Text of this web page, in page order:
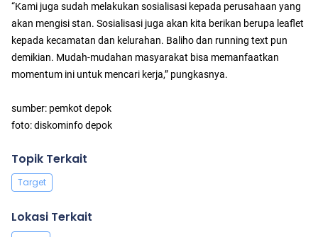
“Kami juga sudah melakukan sosialisasi kepada perusahaan yang
akan mengisi stan. Sosialisasi juga akan kita berikan berupa leaflet
kepada kecamatan dan kelurahan. Baliho dan running text pun
demikian. Mudah-mudahan masyarakat bisa memanfaatkan
momentum ini untuk mencari kerja,” pungkasnya.
sumber: pemkot depok
foto: diskominfo depok
Topik Terkait
Target
Lokasi Terkait